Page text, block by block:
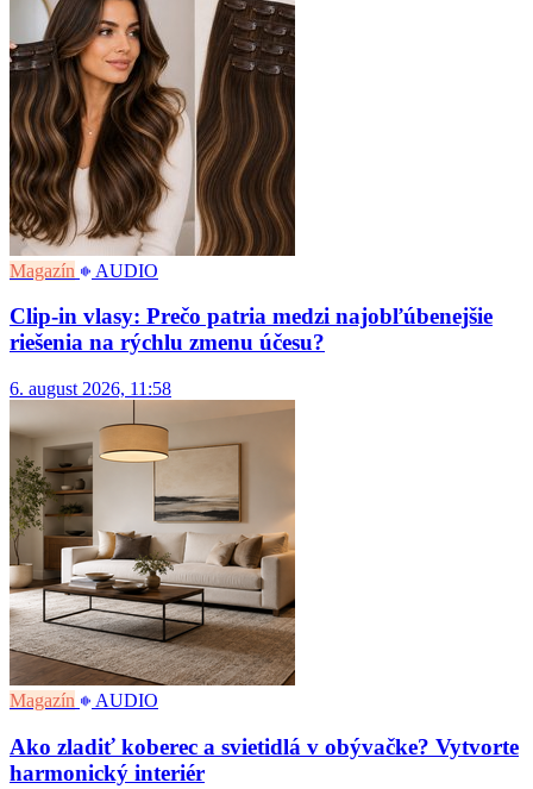
Magazín AUDIO
Clip-in vlasy: Prečo patria medzi najobľúbenejšie
riešenia na rýchlu zmenu účesu?
6. august 2026, 11:58
Magazín AUDIO
Ako zladiť koberec a svietidlá v obývačke? Vytvorte
harmonický interiér